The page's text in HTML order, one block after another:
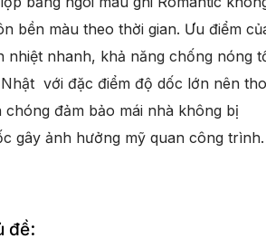
bền màu theo thời gian. Ưu điểm
nhiệt nhanh, khả năng chống nóng
với đặc điểm độ dốc lớn nên
đảm bảo mái nhà không bị
gây ảnh hưởng mỹ quan công trình.
đề: